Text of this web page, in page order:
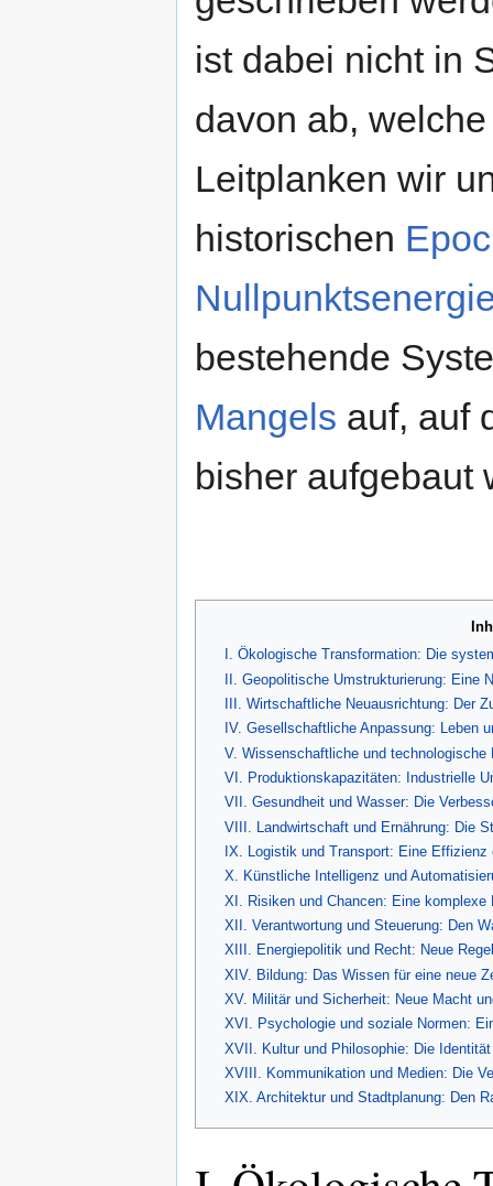
ist dabei nicht in
davon ab,
Leitplanken wir
historischen
bestehende
Mangels auf, auf
bisher aufgebaut
I. Ökologische Transformation: Die
II. Geopolitische Umstrukturierung: Eine
III. Wirtschaftliche Neuausrichtung: Der
IV. Gesellschaftliche Anpassung: Leben
V. Wissenschaftliche und
VI. Produktionskapazitäten: Industrielle
VII. Gesundheit und Wasser: Die
VIII. Landwirtschaft und Ernährung: Die
IX. Logistik und Transport: Eine Effizienz
X. Künstliche Intelligenz und
XI. Risiken und Chancen: Eine komplexe
XII. Verantwortung und Steuerung: Den
XIII. Energiepolitik und Recht: Neue
XIV. Bildung: Das Wissen für eine neue
XV. Militär und Sicherheit: Neue Macht
XVI. Psychologie und soziale Normen:
XVII. Kultur und Philosophie: Die
XVIII. Kommunikation und Medien: Die
XIX. Architektur und Stadtplanung: Den